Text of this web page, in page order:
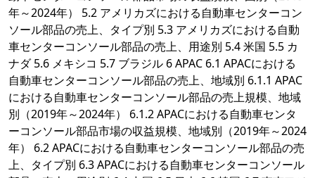
年～2024年） 5.2 アメリカズにおける自動車センターコン
ソール部品の売上、タイプ別 5.3 アメリカズにおける自動
車センターコンソール部品の売上、用途別 5.4 米国 5.5 カ
ナダ 5.6 メキシコ 5.7 ブラジル 6 APAC 6.1 APACにおける
自動車センターコンソール部品の売上、地域別 6.1.1 APAC
における自動車センターコンソール部品の売上規模、地域
別（2019年～2024年） 6.1.2 APACにおける自動車センタ
ーコンソール部品市場の収益規模、地域別（2019年～2024
年） 6.2 APACにおける自動車センターコンソール部品の売
上、タイプ別 6.3 APACにおける自動車センターコンソール